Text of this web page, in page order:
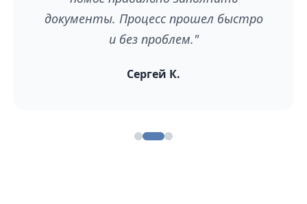
документы. Процесс прошел быстро
и без проблем."
Сергей К.